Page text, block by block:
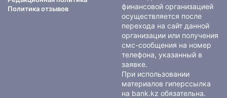
Политика отзывов
финансовой организацией
осуществляется после
перехода на сайт данной
организации или получения
смс-сообщения на номер
телефона, указанный в
заявке.
При использовании
материалов гиперссылка
на bank.kz обязательна.